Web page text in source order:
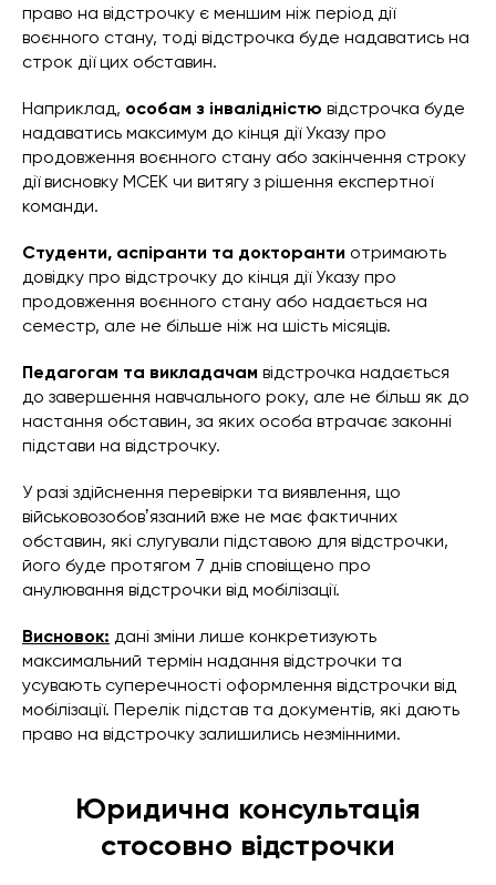
право на відстрочку є меншим ніж період дії
воєнного стану, тоді відстрочка буде надаватись на
строк дії цих обставин.
Наприклад, особам з інвалідністю відстрочка буде
надаватись максимум до кінця дії Указу про
продовження воєнного стану або закінчення строку
дії висновку МСЕК чи витягу з рішення експертної
команди.
Студенти, аспіранти та докторанти отримають
довідку про відстрочку до кінця дії Указу про
продовження воєнного стану або надається на
семестр, але не більше ніж на шість місяців.
Педагогам та викладачам відстрочка надається
до завершення навчального року, але не більш як до
настання обставин, за яких особа втрачає законні
підстави на відстрочку.
У разі здійснення перевірки та виявлення, що
військовозобовʼязаний вже не має фактичних
обставин, які слугували підставою для відстрочки,
його буде протягом 7 днів сповіщено про
анулювання відстрочки від мобілізації.
Висновок: дані зміни лише конкретизують
максимальний термін надання відстрочки та
усувають суперечності оформлення відстрочки від
мобілізації. Перелік підстав та документів, які дають
право на відстрочку залишились незмінними.
Юридична консультація
стосовно відстрочки